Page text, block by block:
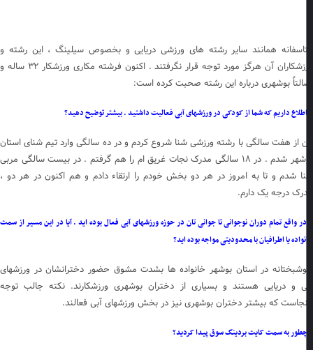
همانند سایر رشته های ورزشی دریایی و بخصوص سیلینگ ، این رشته و
ورزشکاران آن هرگز مورد توجه قرار نگرفتند . اکنون فرشته مکاری ورزشکار ۳۲ ساله و
بوشهری درباره این رشته صحبت کرده است:
داریم که شما از کودکی در ورزشهای آبی فعالیت داشتید . بیشتر توضیح دهید؟
از هفت سالگی با رشته ورزشی شنا شروع کردم و در ده سالگی وارد تیم شنای استان
بوشهر شدم . در ۱۸ سالگی مدرک نجات غریق ام را هم گرفتم . در بیست سالگی مربی
شدم و تا به امروز در هر دو بخش خودم را ارتقاء دادم و هم اکنون در هر دو ،
درجه یک دارم.
واقع تمام دوران نوجوانی تا جوانی تان در حوزه ورزشهای آبی فعال بوده اید . آیا در این مسیر از سمت
یا اطرافیان با محدودیتی مواجه بوده اید؟
در استان بوشهر خانواده ها بشدت مشوق حضور دخترانشان در ورزشهای
و دریایی هستند و بسیاری از دختران بوشهری ورزشکارند. نکته جالب توجه
که بیشتر دختران بوشهری نیز در بخش ورزشهای آبی فعالند.
به سمت کایت بردینگ سوق پیدا کردید؟